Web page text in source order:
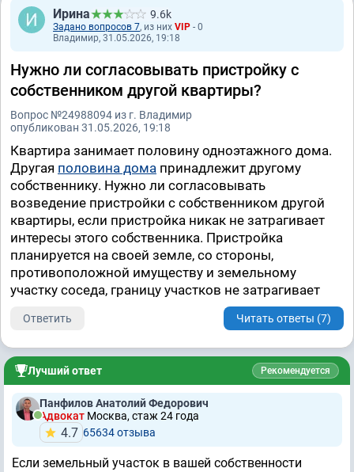
Ирина 9.6k
Задано вопросов 7, из них VIP - 0
Владимир, 31.05.2026, 19:18
Нужно ли согласовывать пристройку с
собственником другой квартиры?
Вопрос №24988094 из г. Владимир
опубликован 31.05.2026, 19:18
Квартира занимает половину одноэтажного дома.
Другая половина дома принадлежит другому
собственнику. Нужно ли согласовывать
возведение пристройки с собственником другой
квартиры, если пристройка никак не затрагивает
интересы этого собственника. Пристройка
планируется на своей земле, со стороны,
противоположной имуществу и земельному
участку соседа, границу участков не затрагивает
Ответить Читать ответы (7)
Лучший ответ Рекомендуется
Панфилов Анатолий Федорович
Адвокат Москва, стаж 24 годa
4.7 65634 отзывa
Если земельный участок в вашей собственности